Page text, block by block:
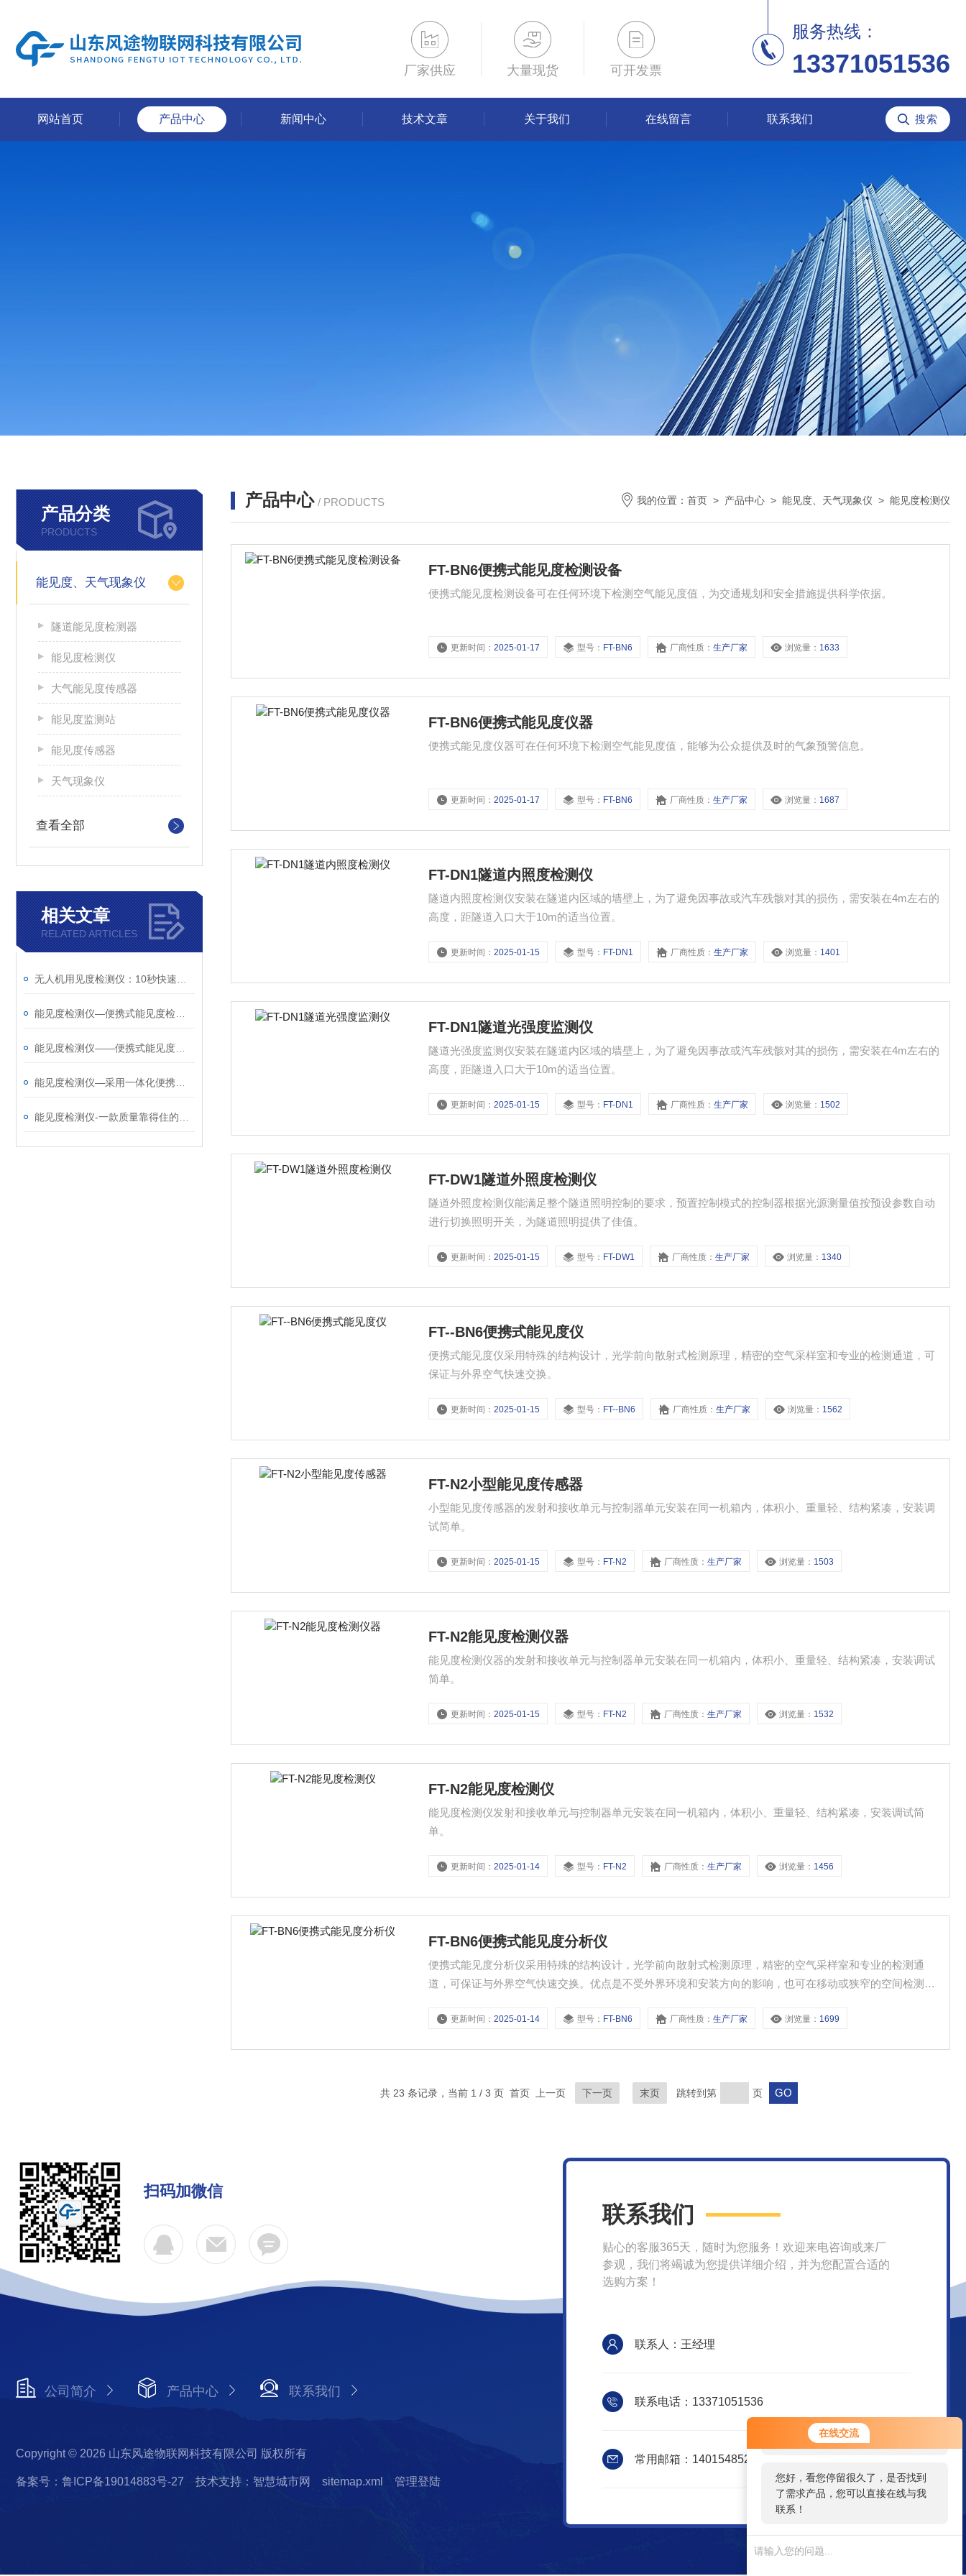
在线交流
您好！欢迎前来咨询，很高兴为您
服务，请问您要咨询什么问题呢？
您好，看您停留很久了，是否找到
了需求产品，您可以直接在线与我
联系！
厂家供应 大量现货 可开发票
服务热线：
13371051536
网站首页 产品中心 新闻中心 技术文章 关于我们 在线留言 联系我们
产品分类
PRODUCTS
能见度、天气现象仪
隧道能见度检测器
能见度检测仪
大气能见度传感器
能见度监测站
能见度传感器
天气现象仪
查看全部
相关文章
RELATED ARTICLES
产品中心 / PRODUCTS 我的位置： 首页 > 产品中心 > 能见度、天气现象仪 > 能见度检测仪
FT-BN6便携式能见度检测设备
便携式能见度检测设备可在任何环境下检测空气能见度值，为交通规划和安全措施提供科学依据。
更新时间：2025-01-17 型号： FT-BN6 厂商性质：生产厂家 浏览量： 1633
FT-BN6便携式能见度仪器
便携式能见度仪器可在任何环境下检测空气能见度值，能够为公众提供及时的气象预警信息。
更新时间：2025-01-17 型号： FT-BN6 厂商性质：生产厂家 浏览量： 1687
FT-DN1隧道内照度检测仪
隧道内照度检测仪安装在隧道内区域的墙壁上，为了避免因事故或汽车残骸对其的损伤，需安装在4m左右的
高度，距隧道入口大于10m的适当位置。
更新时间：2025-01-15 型号： FT-DN1 厂商性质：生产厂家 浏览量： 1401
FT-DN1隧道光强度监测仪
隧道光强度监测仪安装在隧道内区域的墙壁上，为了避免因事故或汽车残骸对其的损伤，需安装在4m左右的
高度，距隧道入口大于10m的适当位置。
更新时间：2025-01-15 型号： FT-DN1 厂商性质：生产厂家 浏览量： 1502
FT-DW1隧道外照度检测仪
隧道外照度检测仪能满足整个隧道照明控制的要求，预置控制模式的控制器根据光源测量值按预设参数自动
进行切换照明开关，为隧道照明提供了佳值。
更新时间：2025-01-15 型号： FT-DW1 厂商性质：生产厂家 浏览量： 1340
FT--BN6便携式能见度仪
便携式能见度仪采用特殊的结构设计，光学前向散射式检测原理，精密的空气采样室和专业的检测通道，可
保证与外界空气快速交换。
更新时间：2025-01-15 型号： FT--BN6 厂商性质：生产厂家 浏览量： 1562
FT-N2小型能见度传感器
小型能见度传感器的发射和接收单元与控制器单元安装在同一机箱内，体积小、重量轻、结构紧凑，安装调
试简单。
更新时间：2025-01-15 型号： FT-N2 厂商性质：生产厂家 浏览量： 1503
FT-N2能见度检测仪器
能见度检测仪器的发射和接收单元与控制器单元安装在同一机箱内，体积小、重量轻、结构紧凑，安装调试
简单。
更新时间：2025-01-15 型号： FT-N2 厂商性质：生产厂家 浏览量： 1532
FT-N2能见度检测仪
能见度检测仪发射和接收单元与控制器单元安装在同一机箱内，体积小、重量轻、结构紧凑，安装调试简
单。
更新时间：2025-01-14 型号： FT-N2 厂商性质：生产厂家 浏览量： 1456
FT-BN6便携式能见度分析仪
便携式能见度分析仪采用特殊的结构设计，光学前向散射式检测原理，精密的空气采样室和专业的检测通
道，可保证与外界空气快速交换。优点是不受外界环境和安装方向的影响，也可在移动或狭窄的空间检测能
更新时间：2025-01-14 型号： FT-BN6 厂商性质：生产厂家 浏览量： 1699
共 23 条记录，当前 1 / 3 页 首页 上一页 下一页 末页 跳转到第 页
扫码加微信
公司简介 产品中心 联系我们
Copyright © 2026 山东风途物联网科技有限公司 版权所有
备案号：鲁ICP备19014883号-27 技术支持：智慧城市网 sitemap.xml 管理登陆
联系我们
贴心的客服365天，随时为您服务！欢迎来电咨询或来厂
参观，我们将竭诚为您提供详细介绍，并为您配置合适的
选购方案！
联系人：王经理
联系电话：13371051536
常用邮箱：1401548526@qq.com